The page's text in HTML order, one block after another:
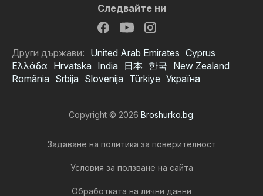
Следвайте ни
Други държави: United Arab Emirates Cyprus
Ελλάδα Hrvatska India 日本 한국 New Zealand
România Srbija Slovenija Türkiye Україна
Copyright © 2026 Broshurko.bg.
Задаване на политика за поверителност
Условия за ползване на сайта
Обработката на лични данни